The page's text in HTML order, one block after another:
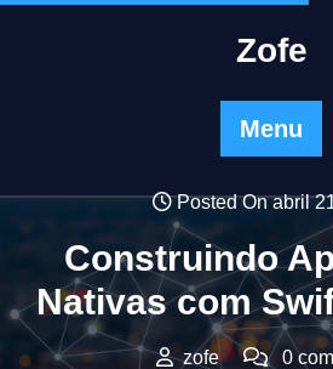
Zofe
Menu
Posted On abril
Construindo
Nativas com
zofe 0